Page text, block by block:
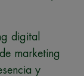
digital
marketing
y